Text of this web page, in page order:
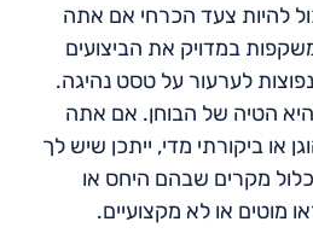
להיות צעד הכרחי אם אתה
במדויק את הביצועים
לערעור על טסט נהיגה.
הטיה של הבוחן. אם אתה
או ביקורתי מדי, ייתכן שיש לך
מקרים שבהם היחס או
מוטים או לא מקצועיים.